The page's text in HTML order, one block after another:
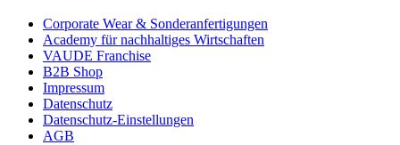
Corporate Wear & Sonderanfertigungen
Academy für nachhaltiges Wirtschaften
VAUDE Franchise
B2B Shop
Impressum
Datenschutz
Datenschutz-Einstellungen
AGB